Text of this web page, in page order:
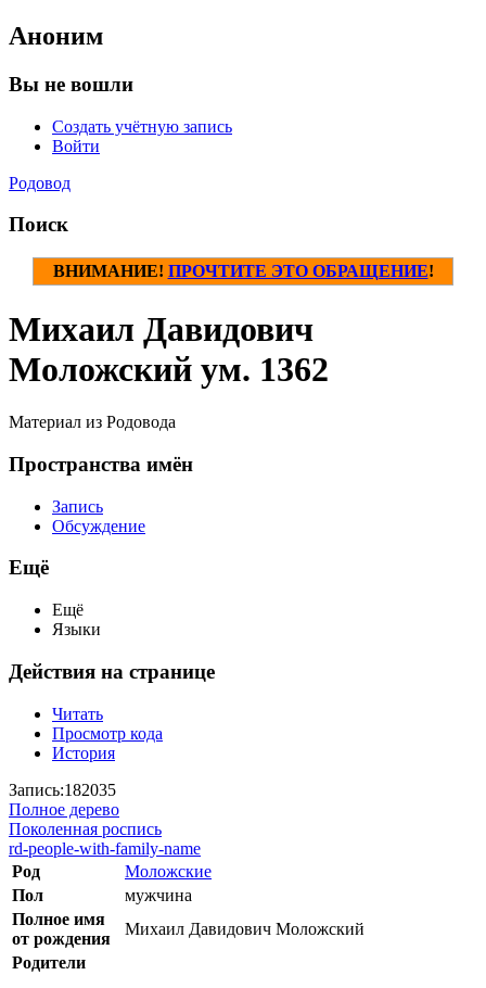
Аноним
Вы не вошли
Создать учётную запись
Войти
Родовод
Поиск
ВНИМАНИЕ! ПРОЧТИТЕ ЭТО ОБРАЩЕНИЕ!
Михаил Давидович
Моложский ум. 1362
Материал из Родовода
Пространства имён
Запись
Обсуждение
Ещё
Ещё
Языки
Действия на странице
Читать
Просмотр кода
История
Запись:182035
Полное дерево
Поколенная роспись
rd-people-with-family-name
Род
Моложские
Пол
мужчина
Полное имя
от рождения
Михаил Давидович Моложский
Родители